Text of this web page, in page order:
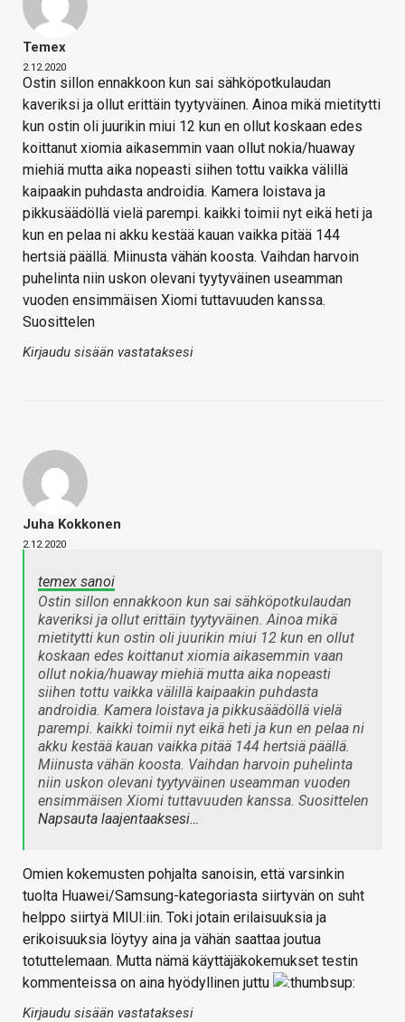
Temex
2.12.2020
Ostin sillon ennakkoon kun sai sähköpotkulaudan
kaveriksi ja ollut erittäin tyytyväinen. Ainoa mikä mietitytti
kun ostin oli juurikin miui 12 kun en ollut koskaan edes
koittanut xiomia aikasemmin vaan ollut nokia/huaway
miehiä mutta aika nopeasti siihen tottu vaikka välillä
kaipaakin puhdasta androidia. Kamera loistava ja
pikkusäädöllä vielä parempi. kaikki toimii nyt eikä heti ja
kun en pelaa ni akku kestää kauan vaikka pitää 144
hertsiä päällä. Miinusta vähän koosta. Vaihdan harvoin
puhelinta niin uskon olevani tyytyväinen useamman
vuoden ensimmäisen Xiomi tuttavuuden kanssa.
Suosittelen
Kirjaudu sisään vastataksesi
Juha Kokkonen
2.12.2020
temex sanoi
Ostin sillon ennakkoon kun sai sähköpotkulaudan
kaveriksi ja ollut erittäin tyytyväinen. Ainoa mikä
mietitytti kun ostin oli juurikin miui 12 kun en ollut
koskaan edes koittanut xiomia aikasemmin vaan
ollut nokia/huaway miehiä mutta aika nopeasti
siihen tottu vaikka välillä kaipaakin puhdasta
androidia. Kamera loistava ja pikkusäädöllä vielä
parempi. kaikki toimii nyt eikä heti ja kun en pelaa ni
akku kestää kauan vaikka pitää 144 hertsiä päällä.
Miinusta vähän koosta. Vaihdan harvoin puhelinta
niin uskon olevani tyytyväinen useamman vuoden
ensimmäisen Xiomi tuttavuuden kanssa. Suosittelen
Napsauta laajentaaksesi…
Omien kokemusten pohjalta sanoisin, että varsinkin
tuolta Huawei/Samsung-kategoriasta siirtyvän on suht
helppo siirtyä MIUI:iin. Toki jotain erilaisuuksia ja
erikoisuuksia löytyy aina ja vähän saattaa joutua
totuttelemaan. Mutta nämä käyttäjäkokemukset testin
kommenteissa on aina hyödyllinen juttu
Kirjaudu sisään vastataksesi